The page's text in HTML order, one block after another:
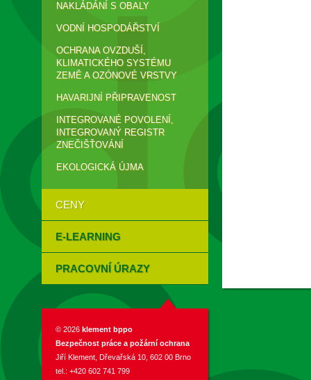
NAKLÁDÁNÍ S OBALY
VODNÍ HOSPODÁŘSTVÍ
OCHRANA OVZDUŠÍ,
KLIMATICKÉHO SYSTÉMU
ZEMĚ A OZÓNOVÉ VRSTVY
HAVARIJNÍ PŘIPRAVENOST
INTEGROVANÉ POVOLENÍ,
INTEGROVANÝ REGISTR
ZNEČIŠŤOVÁNÍ
EKOLOGICKÁ ÚJMA
CENY
E-LEARNING
PRACOVNÍ ÚRAZY
© 2026 klement bppo
Bezpečnost práce a požární ochrana
Jiří Klement, Dřevařská 10, 602 00 Brno
tel.: +420 602 741 799